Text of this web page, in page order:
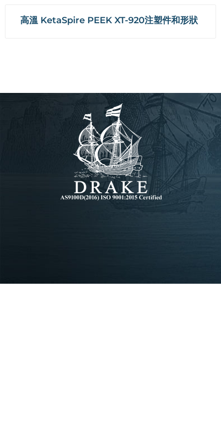
高溫 KetaSpire PEEK XT-920注塑件和形狀